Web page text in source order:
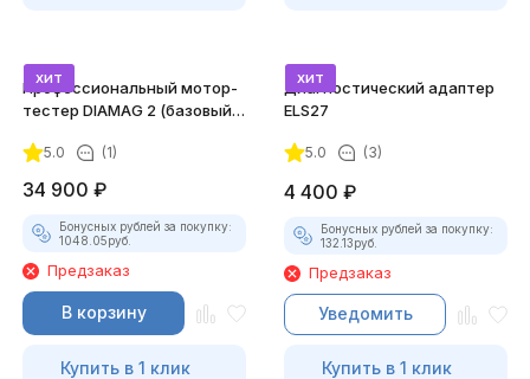
хит
Профессиональный мотор-
тестер DIAMAG 2 (базовый
5.0 (1)
34 900 ₽
Бонусных рублей за покупку:
1048.05руб.
Предзаказ
В корзину
Купить в 1 клик
хит
Диагностический адаптер
ELS27
5.0 (3)
4 400 ₽
Бонусных рублей за покупку:
132.13руб.
Предзаказ
Уведомить
Купить в 1 клик